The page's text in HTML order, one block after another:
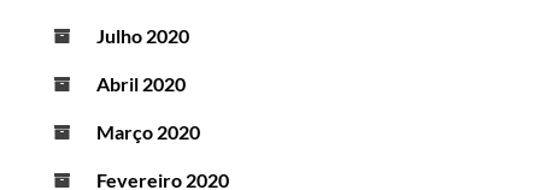
Julho 2020
Abril 2020
Março 2020
Fevereiro 2020